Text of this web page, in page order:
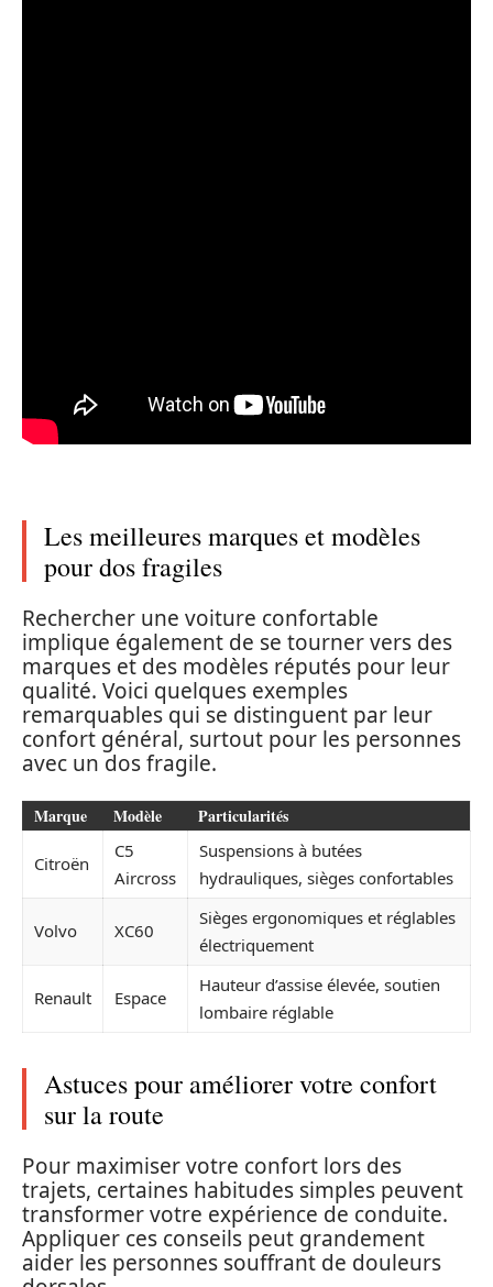
Les meilleures marques et modèles
pour dos fragiles
Rechercher une voiture confortable
implique également de se tourner vers des
marques et des modèles réputés pour leur
qualité. Voici quelques exemples
remarquables qui se distinguent par leur
confort général, surtout pour les personnes
avec un dos fragile.
Marque Modèle Particularités
Citroën
C5
Aircross
Suspensions à butées
hydrauliques, sièges confortables
Volvo XC60
Sièges ergonomiques et réglables
électriquement
Renault Espace
Hauteur d’assise élevée, soutien
lombaire réglable
Astuces pour améliorer votre confort
sur la route
Pour maximiser votre confort lors des
trajets, certaines habitudes simples peuvent
transformer votre expérience de conduite.
Appliquer ces conseils peut grandement
aider les personnes souffrant de douleurs